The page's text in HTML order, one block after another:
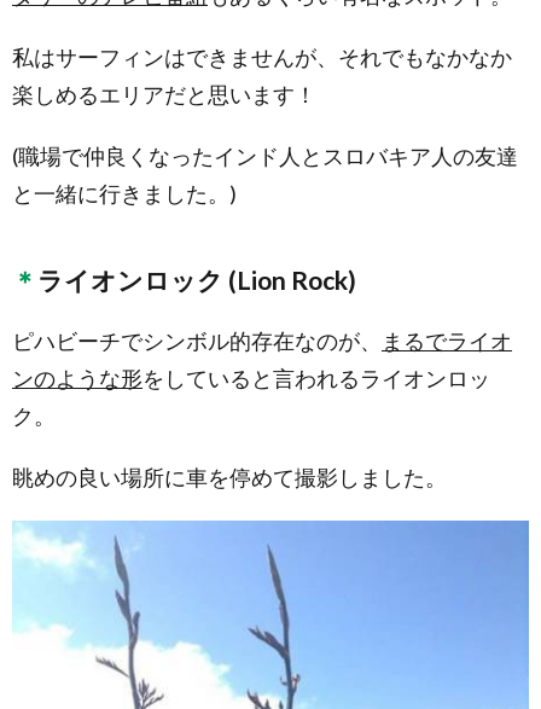
私はサーフィンはできませんが、それでもなかなか
楽しめるエリアだと思います！
(職場で仲良くなったインド人とスロバキア人の友達
と一緒に行きました。)
ライオンロック (Lion Rock)
ピハビーチでシンボル的存在なのが、
まるでライオ
ンのような形をしていると言われるライオンロッ
ク。
眺めの良い場所に車を停めて撮影しました。